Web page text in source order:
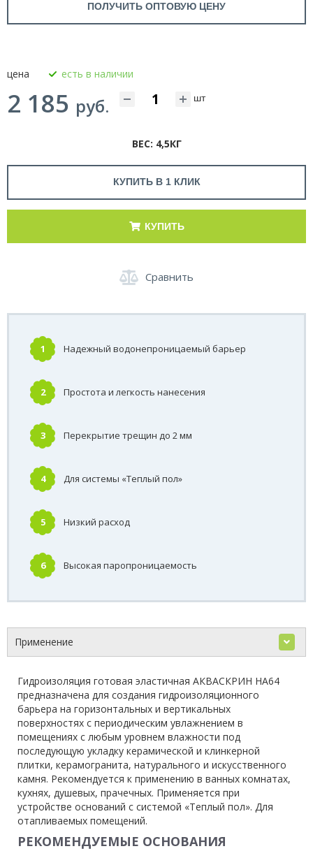
ПОЛУЧИТЬ ОПТОВУЮ ЦЕНУ
цена есть в наличии
2 185 руб. шт
ВЕС: 4,5КГ
КУПИТЬ В 1 КЛИК
КУПИТЬ
Сравнить
1 Надежный водонепроницаемый барьер
2 Простота и легкость нанесения
3 Перекрытие трещин до 2 мм
4 Для системы «Теплый пол»
5 Низкий расход
6 Высокая паропроницаемость
Применение
Гидроизоляция готовая эластичная АКВАСКРИН НА64
предназначена для создания гидроизоляционного
барьера на горизонтальных и вертикальных
поверхностях с периодическим увлажнением в
помещениях с любым уровнем влажности под
последующую укладку керамической и клинкерной
плитки, керамогранита, натурального и искусственного
камня. Рекомендуется к применению в ванных комнатах,
кухнях, душевых, прачечных. Применяется при
устройстве оснований с системой «Теплый пол». Для
отапливаемых помещений.
РЕКОМЕНДУЕМЫЕ ОСНОВАНИЯ